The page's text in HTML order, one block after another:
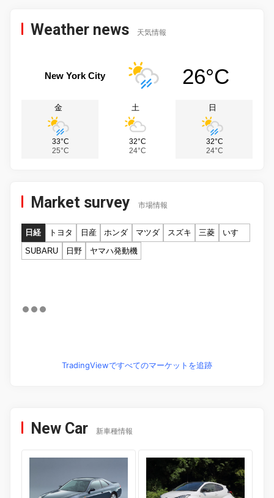
Weather news 天気情報
New York City 26°C
金
33°C
25°C
土
32°C
24°C
日
32°C
24°C
Market survey 市場情報
日経 トヨタ 日産 ホンダ マツダ スズキ 三菱
いすゞ
SUBARU
日野 ヤマハ発動機
TradingViewですべてのマーケットを追跡
New Car 新車種情報